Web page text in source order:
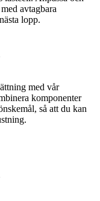
avtagbara
lopp.
med vår
komponenter
så att du kan